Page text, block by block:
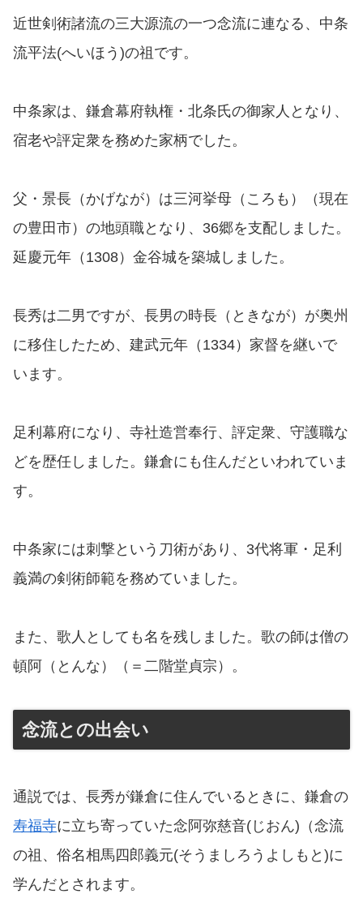
近世剣術諸流の三大源流の一つ念流に連なる、中条
流平法(へいほう)の祖です。
中条家は、鎌倉幕府執権・北条氏の御家人となり、
宿老や評定衆を務めた家柄でした。
父・景長（かげなが）は三河挙母（ころも）（現在
の豊田市）の地頭職となり、36郷を支配しました。
延慶元年（1308）金谷城を築城しました。
長秀は二男ですが、長男の時長（ときなが）が奥州
に移住したため、建武元年（1334）家督を継いで
います。
足利幕府になり、寺社造営奉行、評定衆、守護職な
どを歴任しました。鎌倉にも住んだといわれていま
す。
中条家には刺撃という刀術があり、3代将軍・足利
義満の剣術師範を務めていました。
また、歌人としても名を残しました。歌の師は僧の
頓阿（とんな）（＝二階堂貞宗）。
念流との出会い
通説では、長秀が鎌倉に住んでいるときに、鎌倉の
寿福寺に立ち寄っていた念阿弥慈音(じおん)（念流
の祖、俗名相馬四郎義元(そうましろうよしもと)に
学んだとされます。